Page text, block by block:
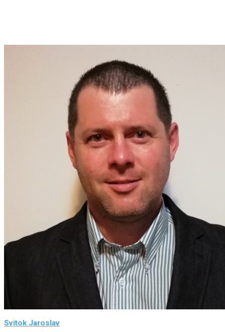
Svitok Jaroslav